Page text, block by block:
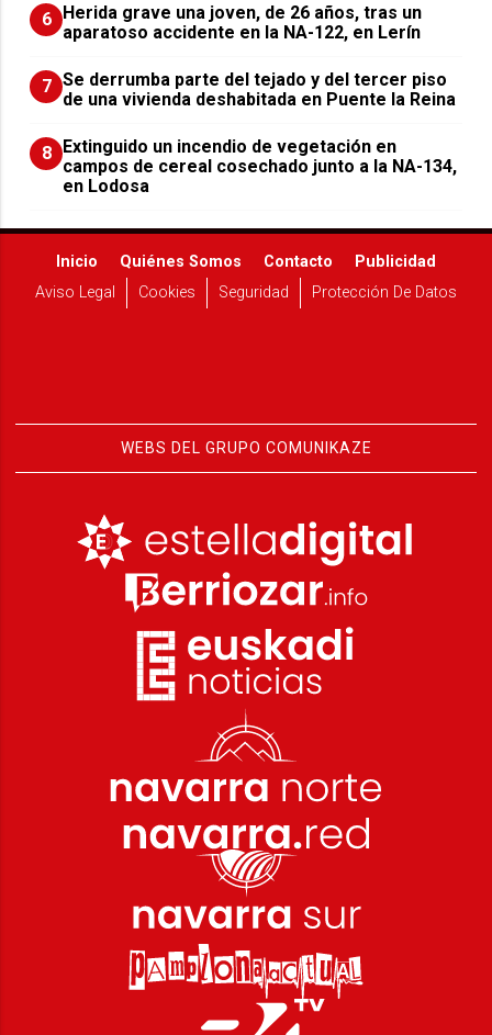
6 Herida grave una joven, de 26 años, tras un
aparatoso accidente en la NA-122, en Lerín
7 Se derrumba parte del tejado y del tercer piso
de una vivienda deshabitada en Puente la Reina
8 Extinguido un incendio de vegetación en
campos de cereal cosechado junto a la NA-134,
en Lodosa
Inicio Quiénes Somos Contacto
Publicidad
Aviso Legal
Cookies Seguridad Protección De Datos
WEBS DEL GRUPO COMUNIKAZE